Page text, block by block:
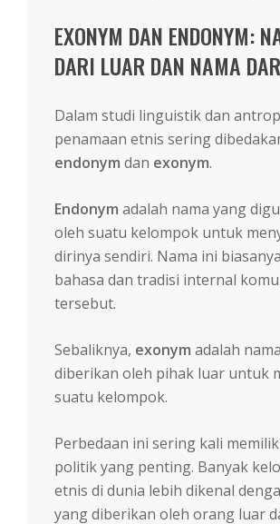
EXONYM DAN ENDONYM:
DARI LUAR DAN NAMA
Dalam studi linguistik dan
penamaan etnis sering
endonym dan exonym.
Endonym adalah nama yang
oleh suatu kelompok untuk
dirinya sendiri. Nama ini
bahasa dan tradisi internal
tersebut.
Sebaliknya, exonym adalah
diberikan oleh pihak luar untuk
suatu kelompok.
Perbedaan ini sering kali
politik yang penting. Banyak
etnis di dunia lebih dikenal
yang diberikan oleh orang luar